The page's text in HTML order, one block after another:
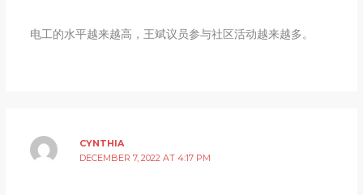
电工的水平越来越高，王斌议员参与社区活动越来越多。
CYNTHIA
DECEMBER 7, 2022 AT 4:17 PM